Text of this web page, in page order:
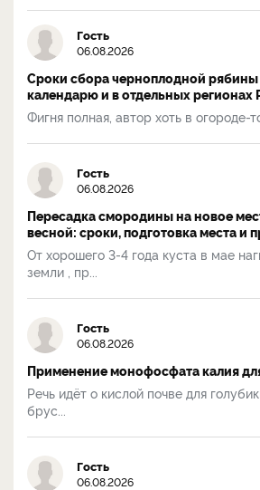
Гость
06.08.2026
Сроки сбора черноплодной
календарю и в отдельных регионах
Фигня полная, автор хоть в огороде-
Гость
06.08.2026
Пересадка смородины на новое
весной: сроки, подготовка места и
От хорошего 3-4 года куста в мае
земли , пр...
Гость
06.08.2026
Применение монофосфата калия
Речь идёт о кислой почве для
брус...
Гость
06.08.2026